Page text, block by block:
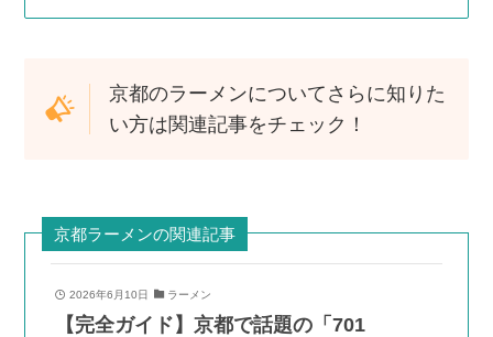
京都のラーメンについてさらに知りた
い方は関連記事をチェック！
京都ラーメンの関連記事
2026年6月10日 ラーメン
【完全ガイド】京都で話題の「701